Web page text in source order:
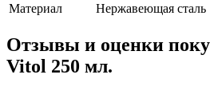
Материал
Нержавеющая сталь
Отзывы и оценки
Vitol 250 мл.